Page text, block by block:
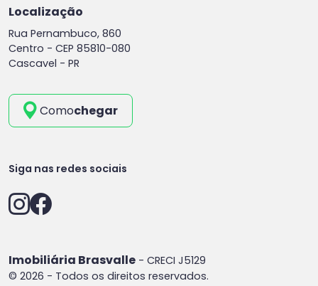
Localização
Rua Pernambuco, 860
Centro - CEP 85810-080
Cascavel - PR
Comochegar
Siga nas redes sociais
Imobiliária Brasvalle - CRECI J5129
© 2026 - Todos os direitos reservados.